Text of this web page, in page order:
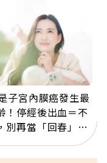
子宮內膜癌發生最
！停經後出血＝不
別再當「回春」…
檢查保命：早期治
9成5